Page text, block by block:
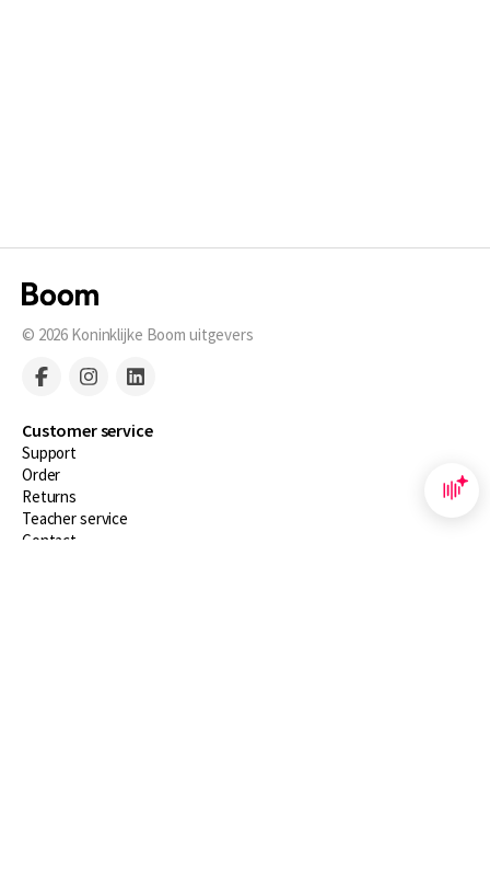
© 2026 Koninklijke Boom uitgevers
Customer service
Support
Order
Returns
Teacher service
Contact